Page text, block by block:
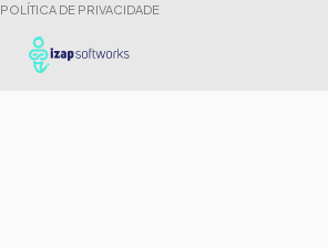
POLÍTICA DE PRIVACIDADE